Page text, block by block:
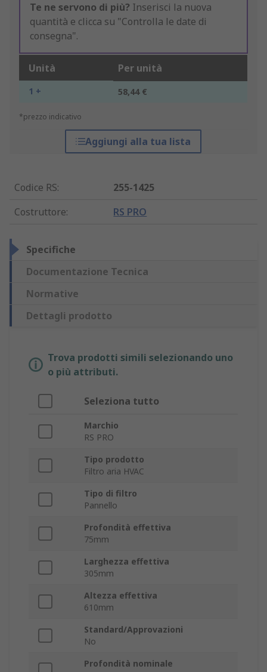
Te ne servono di più? Inserisci la nuova
quantità e clicca su "Controlla le date di
consegna".
Unità Per unità
1 + 58,44 €
*prezzo indicativo
Aggiungi alla tua lista
Codice RS:
255-1425
Costruttore: RS PRO
Specifiche
Documentazione Tecnica
Normative
Dettagli prodotto
Trova prodotti simili selezionando uno
o più attributi.
Seleziona tutto
Marchio
RS PRO
Tipo prodotto
Filtro aria HVAC
Tipo di filtro
Pannello
Profondità effettiva
75mm
Larghezza effettiva
305mm
Altezza effettiva
610mm
Standard/Approvazioni
No
Profondità nominale